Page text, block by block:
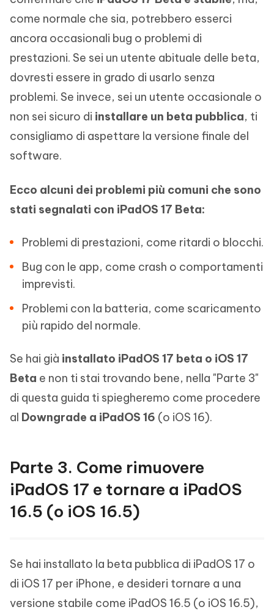
come normale che sia, potrebbero esserci
ancora occasionali bug o problemi di
prestazioni. Se sei un utente abituale delle beta,
dovresti essere in grado di usarlo senza
problemi. Se invece, sei un utente occasionale o
non sei sicuro di installare un beta pubblica, ti
consigliamo di aspettare la versione finale del
software.
Ecco alcuni dei problemi più comuni che sono
stati segnalati con iPadOS 17 Beta:
Problemi di prestazioni, come ritardi o blocchi.
Bug con le app, come crash o comportamenti
imprevisti.
Problemi con la batteria, come scaricamento
più rapido del normale.
Se hai già installato iPadOS 17 beta o iOS 17
Beta e non ti stai trovando bene, nella "Parte 3"
di questa guida ti spiegheremo come procedere
al Downgrade a iPadOS 16 (o iOS 16).
Parte 3. Come rimuovere
iPadOS 17 e tornare a iPadOS
16.5 (o iOS 16.5)
Se hai installato la beta pubblica di iPadOS 17 o
di iOS 17 per iPhone, e desideri tornare a una
versione stabile come iPadOS 16.5 (o iOS 16.5),